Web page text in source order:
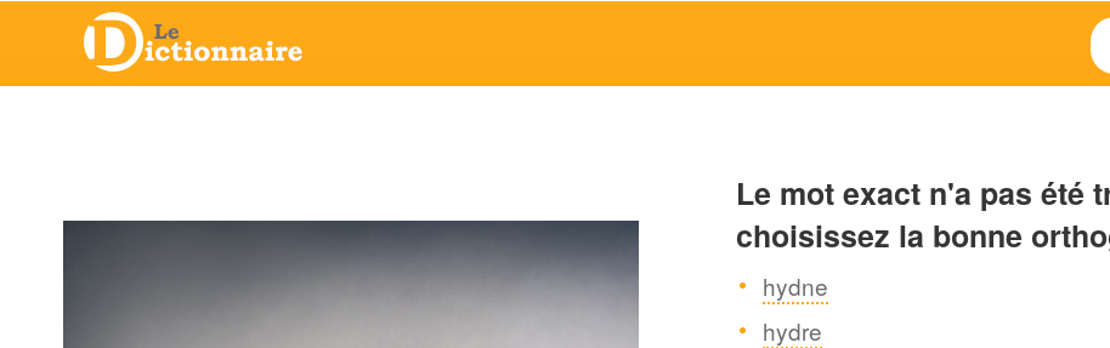
Le mot exact n'a pas été
choisissez la bonne
hydne
hydre